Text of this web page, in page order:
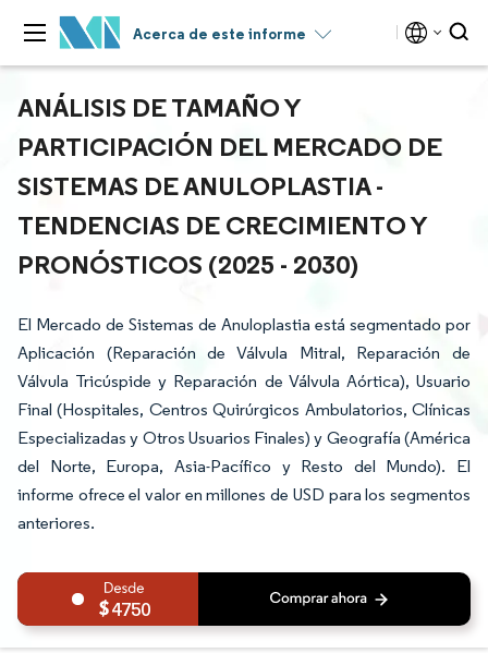
Acerca de este informe
ANÁLISIS DE TAMAÑO Y
PARTICIPACIÓN DEL MERCADO DE
SISTEMAS DE ANULOPLASTIA -
TENDENCIAS DE CRECIMIENTO Y
PRONÓSTICOS (2025 - 2030)
El Mercado de Sistemas de Anuloplastia está segmentado por
Aplicación (Reparación de Válvula Mitral, Reparación de
Válvula Tricúspide y Reparación de Válvula Aórtica), Usuario
Final (Hospitales, Centros Quirúrgicos Ambulatorios, Clínicas
Especializadas y Otros Usuarios Finales) y Geografía (América
del Norte, Europa, Asia-Pacífico y Resto del Mundo). El
informe ofrece el valor en millones de USD para los segmentos
anteriores.
4750